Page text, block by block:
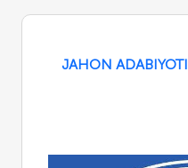
JAHON ADABIYOTI